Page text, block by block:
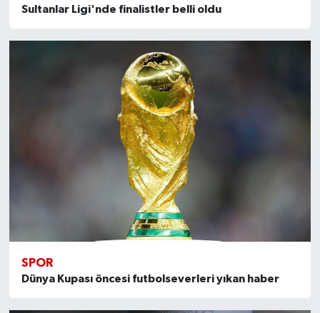
Sultanlar Ligi'nde finalistler belli oldu
SPOR
Dünya Kupası öncesi futbolseverleri yıkan haber